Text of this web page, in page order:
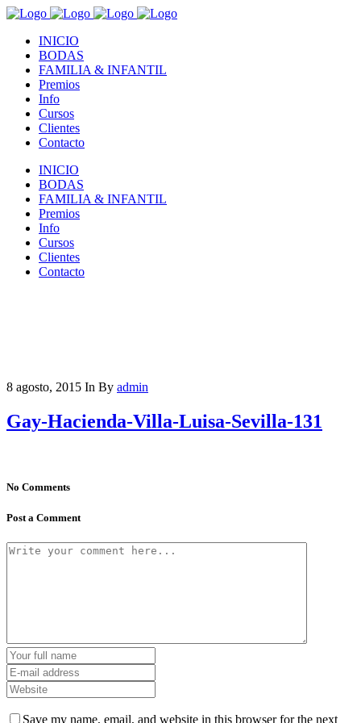
INICIO
BODAS
FAMILIA & INFANTIL
Premios
Info
Cursos
Clientes
Contacto
INICIO
BODAS
FAMILIA & INFANTIL
Premios
Info
Cursos
Clientes
Contacto
8 agosto, 2015 In By admin
Gay-Hacienda-Villa-Luisa-Sevilla-131
No Comments
Post a Comment
Save my name, email, and website in this browser for the next